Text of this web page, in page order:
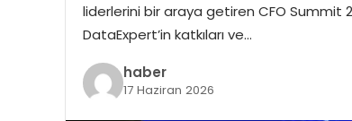
liderlerini bir araya getiren CFO Summit
DataExpert’in katkıları ve…
haber
17 Haziran 2026